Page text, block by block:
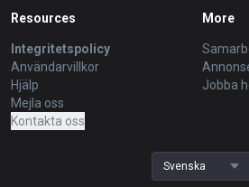
Resources
Integritetspolicy
Användarvillkor
Hjälp
Mejla oss
Kontakta oss
More
Jobba
Svenska